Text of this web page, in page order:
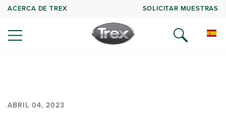
ACERCA DE TREX SOLICITAR MUESTRAS
ABRIL 04, 2023